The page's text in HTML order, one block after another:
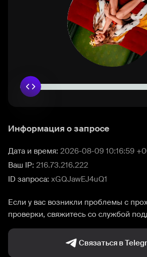
Информация о запросе
Дата и время: 2026-08-09 10:16:59
Ваш IP: 216.73.216.222
ID запроса: xGQJawEJ4uQ1
Если у вас возникли проблемы с
проверки, свяжитесь со службой
Связаться в